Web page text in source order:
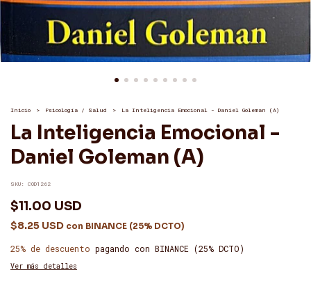
Inicio > Psicología / Salud > La Inteligencia Emocional - Daniel Goleman (A)
La Inteligencia Emocional -
Daniel Goleman (A)
SKU: COD1262
$11.00 USD
$8.25 USD con BINANCE (25% DCTO)
25% de descuento pagando con BINANCE (25% DCTO)
Ver más detalles